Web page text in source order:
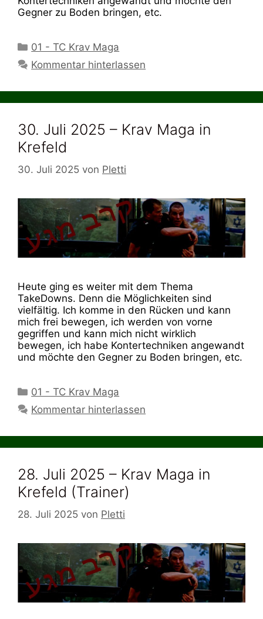
Gegner zu Boden bringen, etc.
Kategorien
01 - TC Krav Maga
Kommentar hinterlassen
30. Juli 2025 – Krav Maga in
Krefeld
30. Juli 2025 von Pletti
Heute ging es weiter mit dem Thema
TakeDowns. Denn die Möglichkeiten sind
vielfältig. Ich komme in den Rücken und kann
mich frei bewegen, ich werden von vorne
gegriffen und kann mich nicht wirklich
bewegen, ich habe Kontertechniken angewandt
und möchte den Gegner zu Boden bringen, etc.
Kategorien
01 - TC Krav Maga
Kommentar hinterlassen
28. Juli 2025 – Krav Maga in
Krefeld (Trainer)
28. Juli 2025 von Pletti